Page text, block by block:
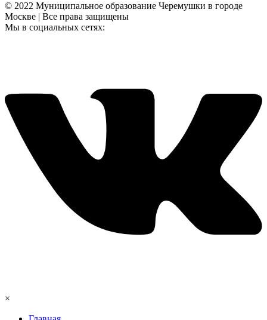
© 2022 Муниципальное образование Черемушки в городе
Москве | Все права защищены
Мы в социальных сетях:
×